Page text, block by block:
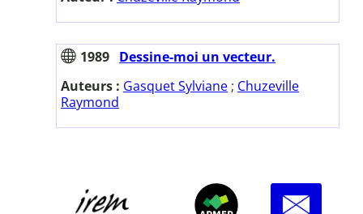
1989 Dessine-moi un vecteur.
Auteurs : Gasquet Sylviane ; Chuzeville
Raymond